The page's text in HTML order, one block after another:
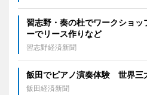
習志野・奏の杜でワークショ
ーでリース作りなど
習志野経済新聞
飯田でピアノ演奏体験 世界三
飯田経済新聞